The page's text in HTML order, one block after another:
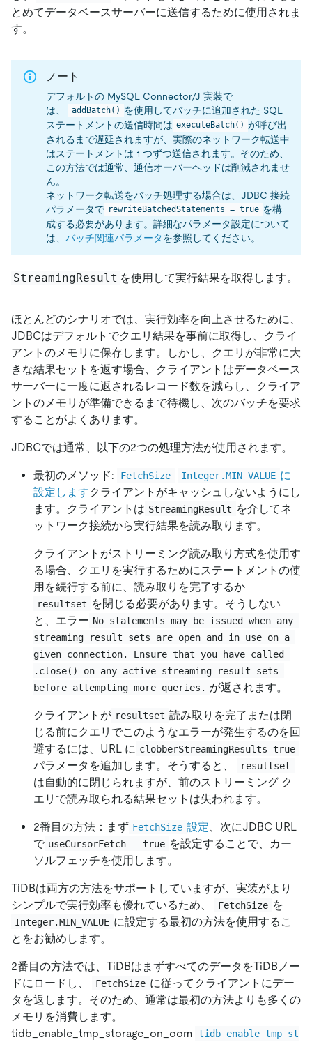
とめてデータベースサーバーに送信するために使用されま
す。
ノート
デフォルトの MySQL Connector/J 実装で
は、
addBatch() を使用してバッチに追加された SQL
ステートメントの送信時間は executeBatch() が呼び出
されるまで遅延されますが、実際のネットワーク転送中
はステートメントは 1 つずつ送信されます。そのため、
この方法では通常、通信オーバーヘッドは削減されませ
ん。
ネットワーク転送をバッチ処理する場合は、JDBC 接続
パラメータで rewriteBatchedStatements = true を構
成する必要があります。詳細なパラメータ設定について
は、 バッチ関連パラメータを参照してください。
StreamingResult を使用して実行結果を取得します。
ほとんどのシナリオでは、実行効率を向上させるために、
JDBCはデフォルトでクエリ結果を事前に取得し、クライ
アントのメモリに保存します。しかし、クエリが非常に大
きな結果セットを返す場合、クライアントはデータベース
サーバーに一度に返されるレコード数を減らし、クライア
ントのメモリが準備できるまで待機し、次のバッチを要求
することがよくあります。
JDBCでは通常、以下の2つの処理方法が使用されます。
最初のメソッド: FetchSize Integer.MIN_VALUE に
設定しますクライアントがキャッシュしないようにし
ます。クライアントは StreamingResult を介してネ
ットワーク接続から実行結果を読み取ります。
クライアントがストリーミング読み取り方式を使用す
る場合、クエリを実行するためにステートメントの使
用を続行する前に、読み取りを完了するか
resultset を閉じる必要があります。そうしない
と、エラー No statements may be issued when any
streaming result sets are open and in use on a
given connection. Ensure that you have called
.close() on any active streaming result sets
before attempting more queries. が返されます。
クライアントが resultset 読み取りを完了または閉
じる前にクエリでこのようなエラーが発生するのを回
避するには、URL に clobberStreamingResults=true
パラメータを追加します。そうすると、 resultset
は自動的に閉じられますが、前のストリーミング ク
エリで読み取られる結果セットは失われます。
2番目の方法：まず FetchSize 設定 、次にJDBC URL
で useCursorFetch = true を設定することで、カー
ソルフェッチを使用します。
TiDBは両方の方法をサポートしていますが、実装がより
シンプルで実行効率も優れているため、
FetchSize を
Integer.MIN_VALUE に設定する最初の方法を使用するこ
とをお勧めします。
2番目の方法では、TiDBはまずすべてのデータをTiDBノー
ドにロードし、
FetchSize に従ってクライアントにデー
タを返します。そのため、通常は最初の方法よりも多くの
メモリを消費します。
tidb_enable_tmp_storage_on_oom tidb_enable_tmp_st